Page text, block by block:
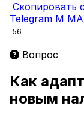
Скопировать
Telegram M
56
Вопрос
Как
новым